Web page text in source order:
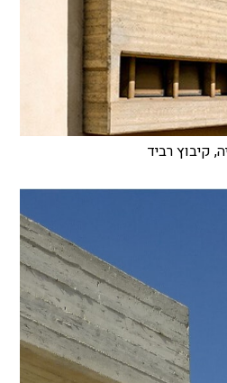
קיבוץ רביד